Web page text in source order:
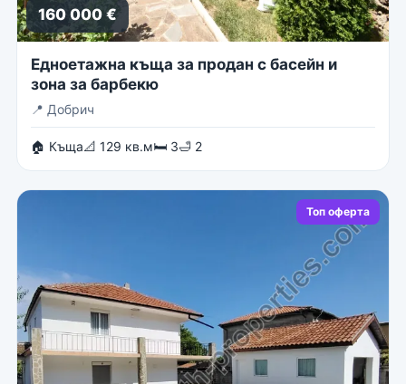
160 000 €
Едноетажна къща за продан с басейн и
зона за барбекю
📍 Добрич
🏠 Къща📐 129 кв.м🛏 3🛁 2
Топ оферта